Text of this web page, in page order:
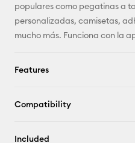
populares como pegatinas a
personalizadas, camisetas,
mucho más. Funciona con la
Features
Compatibility
Included